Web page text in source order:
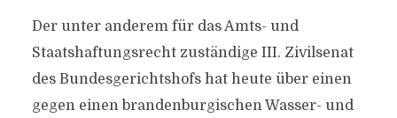
Der unter anderem für das Amts- und
Staatshaftungsrecht zuständige III. Zivilsenat
des Bundesgerichtshofs hat heute über einen
gegen einen brandenburgischen Wasser- und